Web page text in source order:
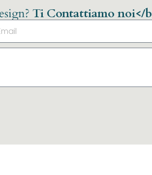
Ti Contattiamo noi</b